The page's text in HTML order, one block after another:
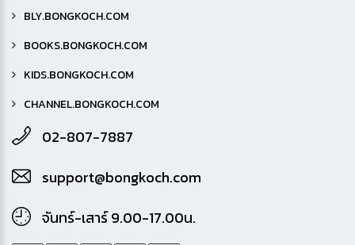
BLY.BONGKOCH.COM
BOOKS.BONGKOCH.COM
KIDS.BONGKOCH.COM
CHANNEL.BONGKOCH.COM
02-807-7887
support@bongkoch.com
จันทร์-เสาร์ 9.00-17.00น.